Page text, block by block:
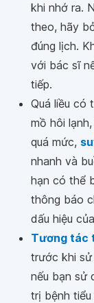
khi nhớ ra.
theo, hãy
đúng lịch.
với bác sĩ
tiếp.
Quá liều có
mồ hôi
quá mức,
nhanh và
hạn có thể
thông báo
dấu hiệu
Tương tác
trước khi
nếu bạn sử
trị bệnh